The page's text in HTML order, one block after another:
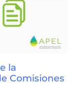
la
Comisiones